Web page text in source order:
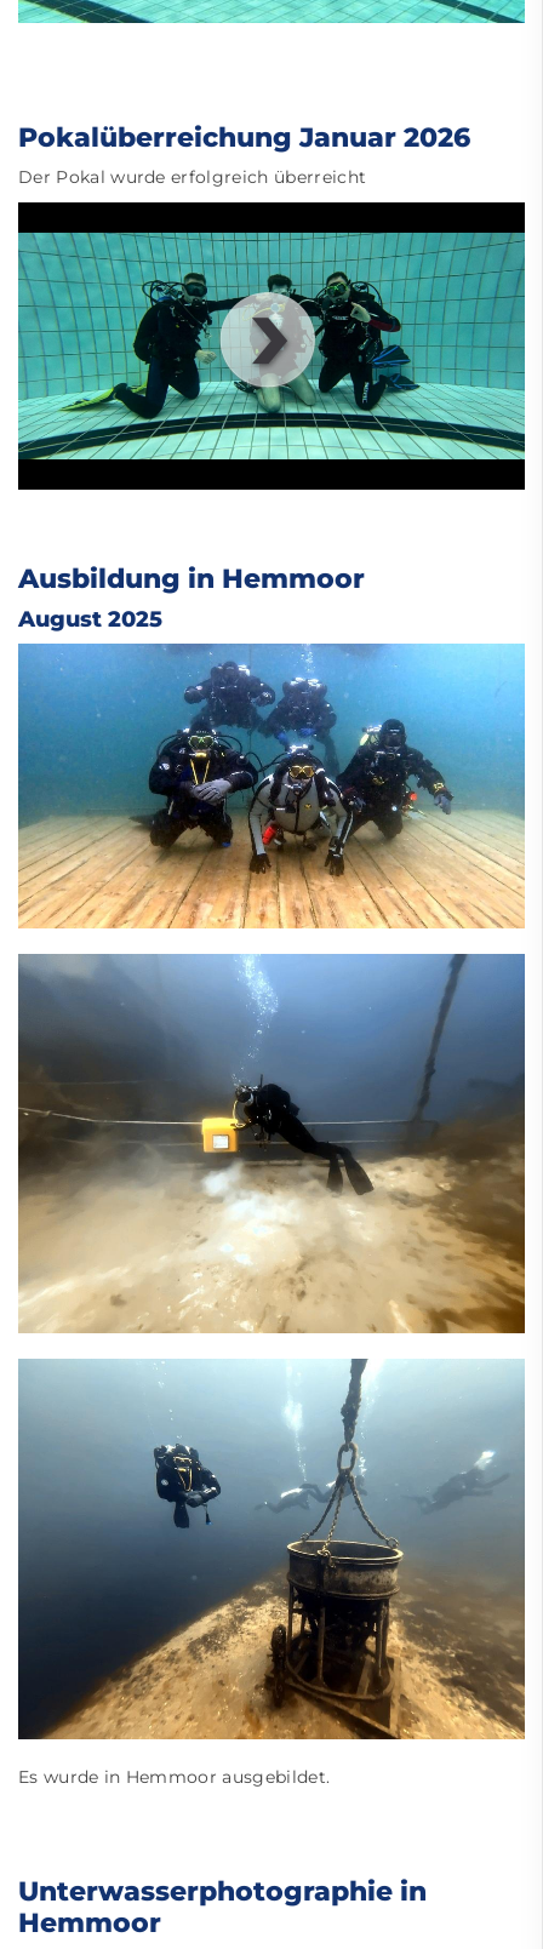
Pokalüberreichung Januar 2026
Der Pokal wurde erfolgreich überreicht
00:00:00|00:00:00
Ausbildung in Hemmoor
August 2025
Es wurde in Hemmoor ausgebildet.
Unterwasserphotographie in
Hemmoor